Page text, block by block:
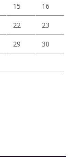
15 16
22 23
29 30